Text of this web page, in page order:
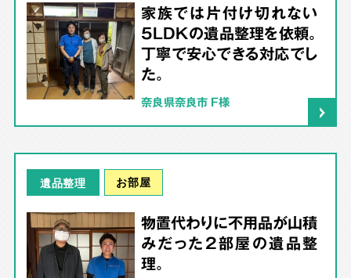
家族では片付け切れない
5LDKの遺品整理を依頼。
丁寧で安心できる対応でし
た。
奈良県奈良市 F様
遺品整理 お部屋
物置代わりに不用品が山積
みだった2部屋の遺品整
理。